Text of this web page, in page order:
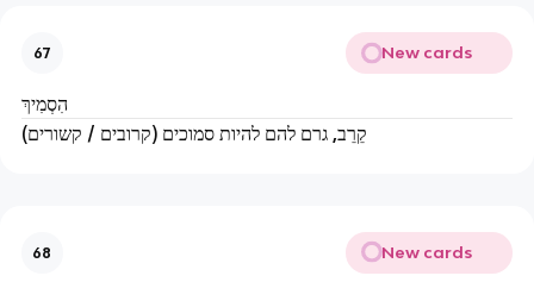
67 New cards
הִסְמִיךְ
קֵרֵב, גרם להם להיות סמוכים (קרובים / קשורים)
68 New cards